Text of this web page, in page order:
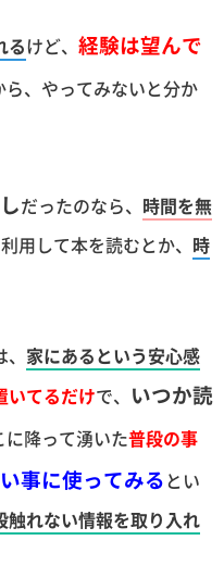
るけど、 経験は望んで
ら、やってみないと分か
だったのなら、 時間を無
用して本を読むとか、 時
家にあるという安心感
いてるだけで、 いつか読
に降って湧いた普段の事
事に使ってみるとい
触れない情報を取り入れ